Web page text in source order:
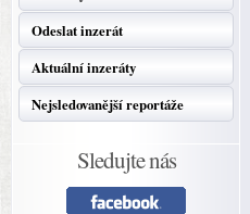
Odeslat inzerát
Aktuální inzeráty
Nejsledovanější reportáže
Sledujte nás